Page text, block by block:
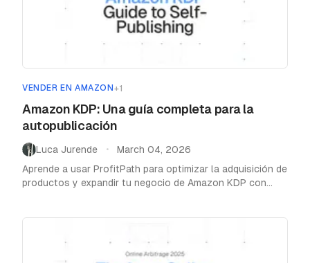
VENDER EN AMAZON+1
Amazon KDP: Una guía completa para la
autopublicación
Luca Jurende •
March 04, 2026
Aprende a usar ProfitPath para optimizar la adquisición de
productos y expandir tu negocio de Amazon KDP con